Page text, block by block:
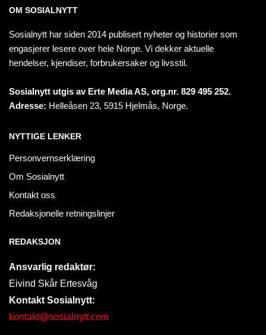
OM SOSIALNYTT
Sosialnytt har siden 2014 publisert nyheter og historier som
engasjerer lesere over hele Norge. Vi dekker aktuelle
hendelser, kjendiser, forbrukersaker og livsstil.
Sosialnytt utgis av Erte Media AS, org.nr. 829 495 252.
Adresse: Helleåsen 23, 5915 Hjelmås, Norge.
NYTTIGE LENKER
Personvernserklæring
Om Sosialnytt
Kontakt oss
Redaksjonelle retningslinjer
REDAKSJON
Ansvarlig redaktør:
Eivind Skår Ertesvåg
Kontakt Sosialnytt:
kontakt@sosialnytt.com